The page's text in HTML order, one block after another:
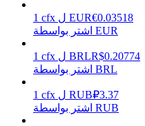
يكسب
1 cfx ل EUR€0.03518
اشتر بواسطة EUR
1 cfx ل BRLR$0.20774
اشتر بواسطة BRL
1 cfx ل RUB₽3.37
اشتر بواسطة RUB